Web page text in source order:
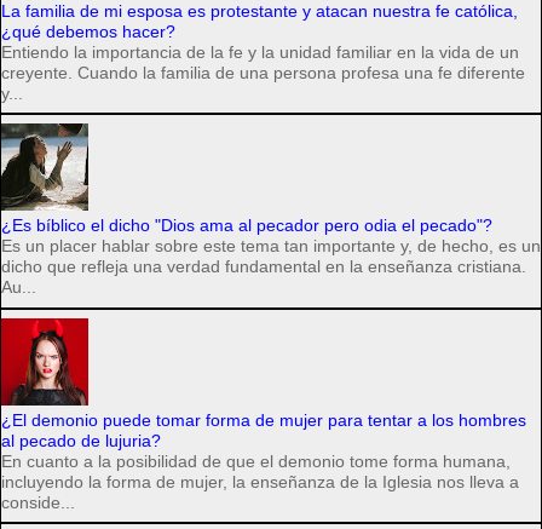
La familia de mi esposa es protestante y atacan nuestra fe católica,
¿qué debemos hacer?
Entiendo la importancia de la fe y la unidad familiar en la vida de un
creyente. Cuando la familia de una persona profesa una fe diferente
y...
¿Es bíblico el dicho "Dios ama al pecador pero odia el pecado"?
Es un placer hablar sobre este tema tan importante y, de hecho, es un
dicho que refleja una verdad fundamental en la enseñanza cristiana.
Au...
¿El demonio puede tomar forma de mujer para tentar a los hombres
al pecado de lujuria?
En cuanto a la posibilidad de que el demonio tome forma humana,
incluyendo la forma de mujer, la enseñanza de la Iglesia nos lleva a
conside...